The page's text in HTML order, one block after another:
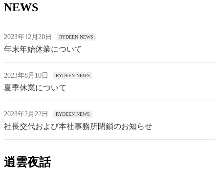
NEWS
2023年12月20日 RYDEEN NEWS
年末年始休業について
2023年8月10日 RYDEEN NEWS
夏季休業について
2023年2月22日 RYDEEN NEWS
社長交代および本社事務所閉鎖のお知らせ
逍雲夜話